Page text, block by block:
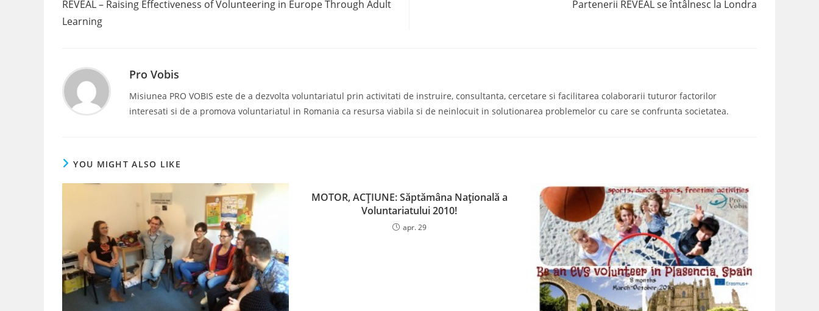
articles
REVEAL – Raising Effectiveness of Volunteering in Europe Through Adult
Learning
Partenerii REVEAL se întâlnesc la Londra
Pro Vobis
Misiunea PRO VOBIS este de a dezvolta voluntariatul prin activitati de instruire, consultanta, cercetare si facilitarea colaborarii tuturor factorilor
interesati si de a promova voluntariatul in Romania ca resursa viabila si de neinlocuit in solutionarea problemelor cu care se confrunta societatea.
YOU MIGHT ALSO LIKE
MOTOR, ACȚIUNE: Săptămâna Națională a
Voluntariatului 2010!
apr. 29